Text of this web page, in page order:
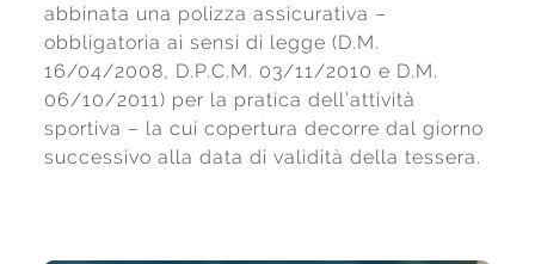
abbinata una polizza assicurativa –
obbligatoria ai sensi di legge (D.M.
16/04/2008, D.P.C.M. 03/11/2010 e D.M.
06/10/2011) per la pratica dell’attività
sportiva – la cui copertura decorre dal giorno
successivo alla data di validità della tessera.